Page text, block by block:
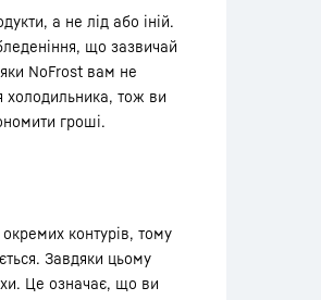
а не лід або іній.
що зазвичай
NoFrost вам не
холодильника, тож ви
гроші.
контурів, тому
Завдяки цьому
Це означає, що ви